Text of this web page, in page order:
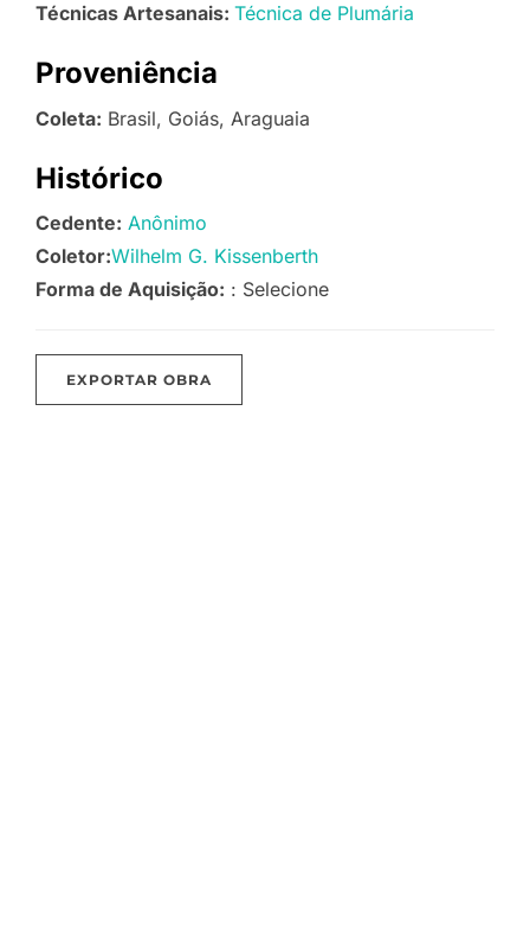
Técnicas Artesanais: Técnica de Plumária
Proveniência
Coleta: Brasil, Goiás, Araguaia
Histórico
Cedente: Anônimo
Coletor:Wilhelm G. Kissenberth
Forma de Aquisição: : Selecione
EXPORTAR OBRA